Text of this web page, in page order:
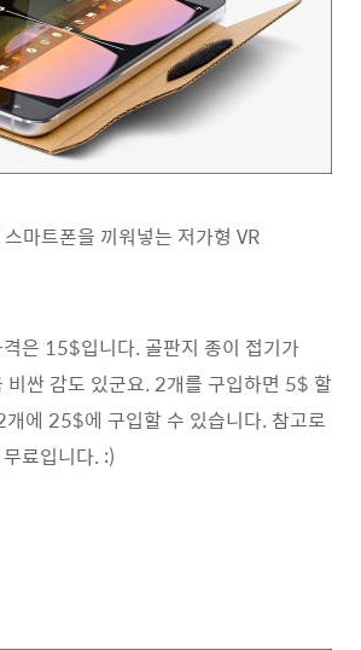
마트폰을 끼워넣는 저가형 VR
은 15$입니다. 골판지 종이 접기가
싼 감도 있군요. 2개를 구입하면 5$ 할
에 25$에 구입할 수 있습니다. 참고로
료입니다. :)